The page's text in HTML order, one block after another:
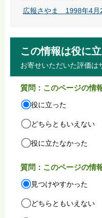
広報さやま 1998年4月
この情報は役に
お寄せいただいた評価は
質問：このページの情
役に立った
どちらともいえない
役に立たなかった
質問：このページの情
見つけやすかった
どちらともいえない